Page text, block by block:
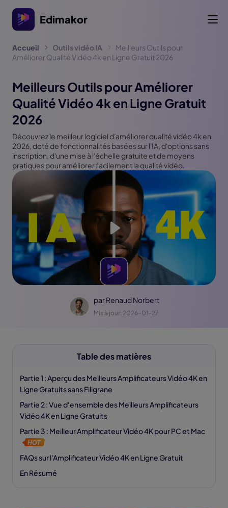
Edimakor
Accueil Outils vidéo IA
Meilleurs Outils pour
Améliorer Qualité Vidéo 4k en Ligne Gratuit 2026
Meilleurs Outils pour Améliorer
Qualité Vidéo 4k en Ligne Gratuit
2026
Découvrez le meilleur logiciel d'améliorer qualité vidéo 4k en
2026, doté de fonctionnalités basées sur l'IA, d'options sans
inscription, d'une mise à l'échelle gratuite et de moyens
pratiques pour améliorer facilement la qualité vidéo.
parRenaud Norbert
Mis à jour: 2026-01-27
Table des matières
Partie 1 : Aperçu des Meilleurs Amplificateurs Vidéo 4K en
Ligne Gratuits sans Filigrane
Partie 2 : Vue d'ensemble des Meilleurs Amplificateurs
Vidéo 4K en Ligne Gratuits
Partie 3 : Meilleur Amplificateur Vidéo 4K pour PC et Mac
FAQs sur l'Amplificateur Vidéo 4K en Ligne Gratuit
En Résumé